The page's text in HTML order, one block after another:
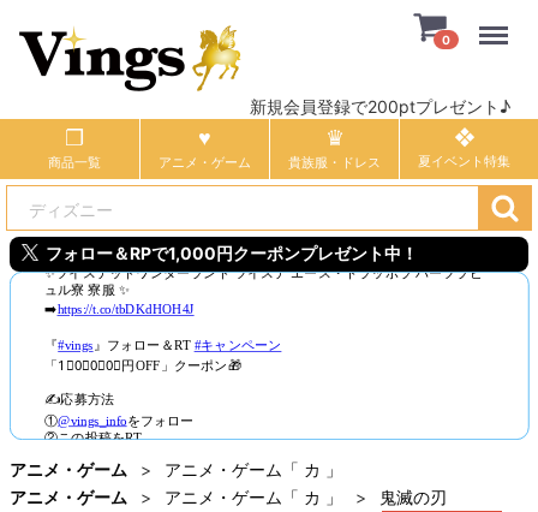
新規会員登録で200ptプレゼント♪
0
商品一覧 アニメ・ゲーム 貴族服・ドレス
フォロー＆RPで1,000円クーポンプレゼント中！
アニメ・ゲーム
アニメ・ゲーム「 カ 」
アニメ・ゲーム
アニメ・ゲーム「 カ 」 鬼滅の刃